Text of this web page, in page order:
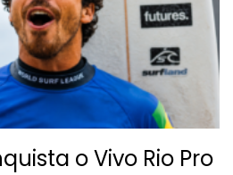
o Vivo Rio Pro